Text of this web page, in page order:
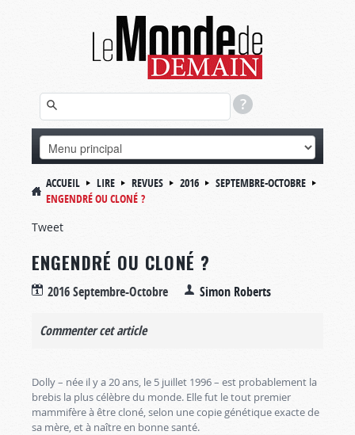
ACCUEIL LIRE REVUES 2016
SEPTEMBRE-OCTOBRE
ENGENDRÉ OU CLONÉ ?
Tweet
ENGENDRÉ OU CLONÉ ?
2016 Septembre-Octobre Simon Roberts
Commenter cet article
Dolly – née il y a 20 ans, le 5 juillet 1996 – est probablement la
brebis la plus célèbre du monde. Elle fut le tout premier
mammifère à être cloné, selon une copie génétique exacte de
sa mère, et à naître en bonne santé.